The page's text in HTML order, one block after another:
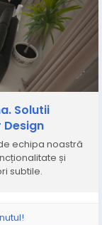
Solutii
echipa noastră
și
subtile.